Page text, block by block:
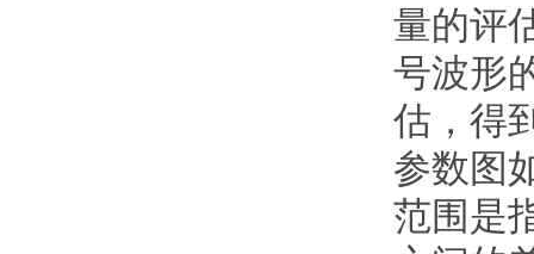
量的评
号波形
估，得
参数图
范围是